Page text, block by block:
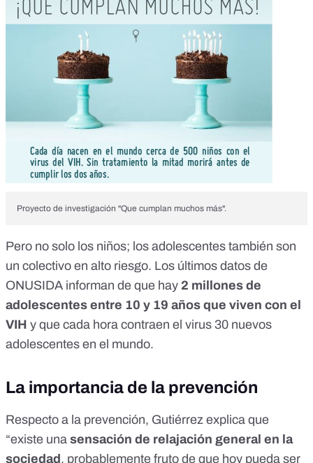
Proyecto de investigación "Que cumplan muchos más".
Pero no solo los niños; los adolescentes también son
un colectivo en alto riesgo. Los últimos datos de
ONUSIDA informan de que hay 2 millones de
adolescentes entre 10 y 19 años que viven con el
VIH y que cada hora contraen el virus 30 nuevos
adolescentes en el mundo.
La importancia de la prevención
Respecto a la prevención, Gutiérrez explica que
“existe una sensación de relajación general en la
sociedad , probablemente fruto de que hoy pueda ser